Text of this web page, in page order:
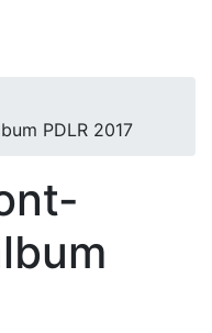
PDLR 2017